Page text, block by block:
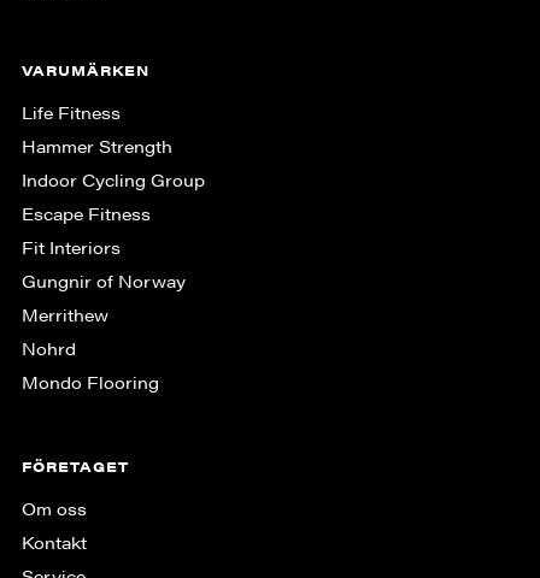
VARUMÄRKEN
Life Fitness
Hammer Strength
Indoor Cycling Group
Escape Fitness
Fit Interiors
Gungnir of Norway
Merrithew
Nohrd
Mondo Flooring
FÖRETAGET
Om oss
Kontakt